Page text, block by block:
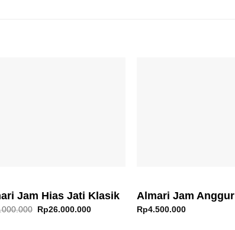
Jam Hias Jati Klasik
Original
price
Rp26.000.000Current
Almari Jam
Rp4.500.000